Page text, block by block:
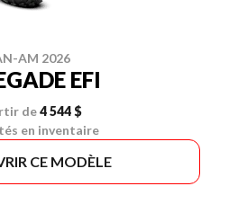
AM 2026
EFI
de4 544 $
en inventaire
CE MODÈLE